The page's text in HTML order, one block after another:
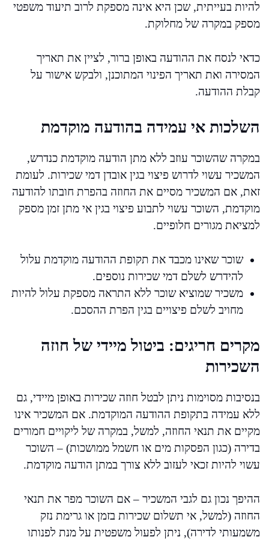
להיות בעייתית, שכן היא אינה מספקת לרוב תיעוד משפטי
מספק במקרה של מחלוקת.
כדאי לנסח את ההודעה באופן ברור, לציין את תאריך
המסירה ואת תאריך הפינוי המתוכנן, ולבקש אישור על
קבלת ההודעה.
השלכות אי עמידה בהודעה מוקדמת
במקרה שהשוכר עוזב ללא מתן הודעה מוקדמת כנדרש,
המשכיר עשוי לדרוש פיצוי בגין אובדן דמי שכירות. לעומת
זאת, אם המשכיר מסיים את החוזה בהפרת חובתו להודעה
מוקדמת, השוכר עשוי לתבוע פיצוי בגין אי מתן זמן מספק
למציאת מגורים חלופיים.
שוכר שאינו מכבד את תקופת ההודעה מוקדמת עלול
להידרש לשלם דמי שכירות נוספים.
משכיר שמוציא שוכר ללא התראה מספקת עלול להיות
מחויב לשלם פיצויים בגין הפרת ההסכם.
מקרים חריגים: ביטול מיידי של חוזה
השכירות
בנסיבות מסוימות ניתן לבטל חוזה שכירות באופן מיידי, גם
ללא עמידה בתקופת ההודעה המוקדמת. אם המשכיר אינו
מקיים את תנאי החוזה, למשל, במקרה של ליקויים חמורים
בדירה (כגון הפסקות מים או חשמל ממושכות) – השוכר
עשוי להיות זכאי לעזוב ללא צורך במתן הודעה מוקדמת.
ההיפך נכון גם לגבי המשכיר – אם השוכר מפר את תנאי
החוזה (למשל, אי תשלום שכירות בזמן או גרימת נזק
משמעותי לדירה), ניתן לפעול משפטית על מנת לפנותו